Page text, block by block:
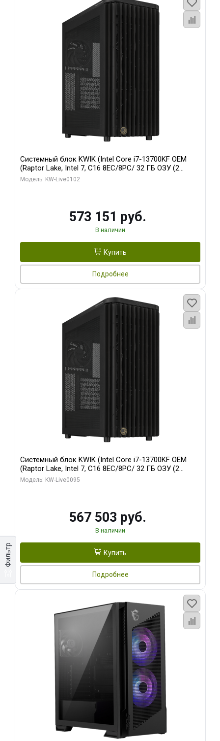
Фильтр
Системный блок KWIK (Intel Core i7-13700KF OEM
(Raptor Lake, Intel 7, C16 8EC/8PC/ 32 ГБ ОЗУ (2
модуля)/ Afox RTX4090 24GB GDDR6X 384-Bit 3xDP
Модель: KW-Live0102
573 151 руб.
В наличии
Купить
Подробнее
Системный блок KWIK (Intel Core i7-13700KF OEM
(Raptor Lake, Intel 7, C16 8EC/8PC/ 32 ГБ ОЗУ (2
модуля)/ Afox RTX4090 24GB GDDR6X 384-Bit 3xDP
Модель: KW-Live0095
567 503 руб.
В наличии
Купить
Подробнее